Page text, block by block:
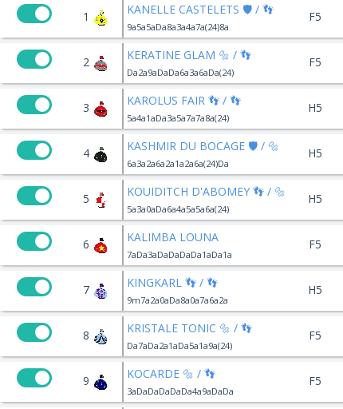
1 KANELLE CASTELETS 🛡️ / 👣
9a5a5aDa8a3a4a7a(24)8a
F5
2 KERATINE GLAM 🔩 / 👣
Da2a9aDaDa6a3a6aDa(24)
F5
3 KAROLUS FAIR 👣 / 👣
5a4a1aDa3a5a7a7a8a(24)
H5
4 KASHMIR DU BOCAGE 🛡️ / 🔩
6a3a2a6a2a1a2a6a(24)Da
H5
5 KOUIDITCH D'ABOMEY 👣 / 🔩
5a3a0aDa6a4a5a5a6a(24)
H5
6 KALIMBA LOUNA
7aDa3aDaDaDaDa1aDa1a
F5
7 KINGKARL 👣 / 👣
9m7a2a0aDa8a0a7a6a2a
H5
8 KRISTALE TONIC 🔩 / 👣
Da7aDa2a1aDa5a1a9a(24)
F5
9 KOCARDE 🔩 / 👣
3aDaDaDaDaDa4a9aDaDa
F5